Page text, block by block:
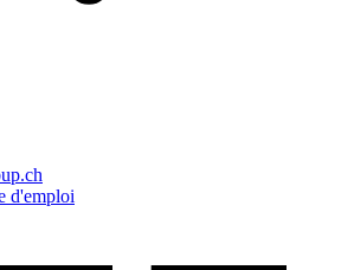
d'emploi